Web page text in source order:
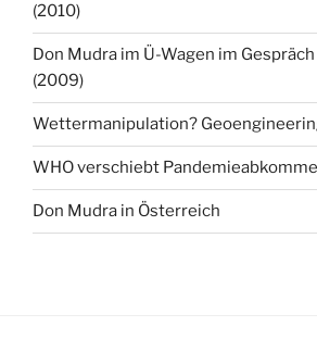
(2010)
Don Mudra im Ü-Wagen im
(2009)
Wettermanipulation?
WHO verschiebt
Don Mudra in Österreich